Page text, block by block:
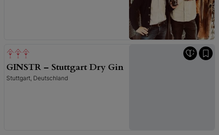
GINSTR – Stuttgart Dry Gin
Stuttgart, Deutschland